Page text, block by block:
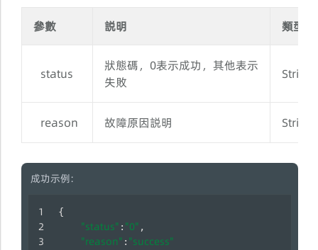
參數 説明 類型
status
狀態碼，0表示成功，其他表示
失敗
String
reason 故障原因説明 String
成功示例:
{
"status" : "0" ,
"reason" : "success"